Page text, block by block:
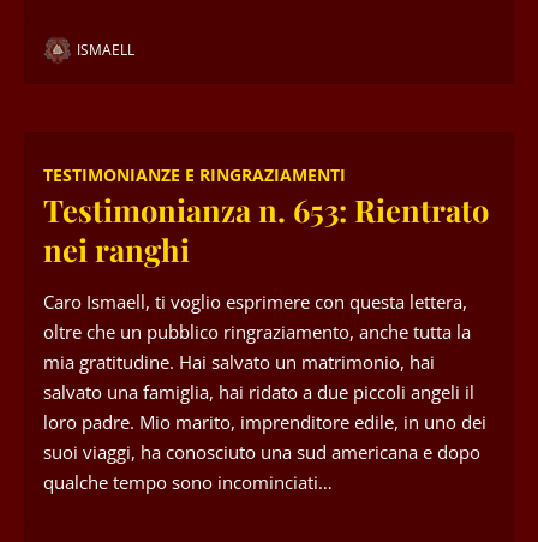
ISMAELL
TESTIMONIANZE E RINGRAZIAMENTI
Testimonianza n. 653: Rientrato
nei ranghi
Caro Ismaell, ti voglio esprimere con questa lettera,
oltre che un pubblico ringraziamento, anche tutta la
mia gratitudine. Hai salvato un matrimonio, hai
salvato una famiglia, hai ridato a due piccoli angeli il
loro padre. Mio marito, imprenditore edile, in uno dei
suoi viaggi, ha conosciuto una sud americana e dopo
qualche tempo sono incominciati…